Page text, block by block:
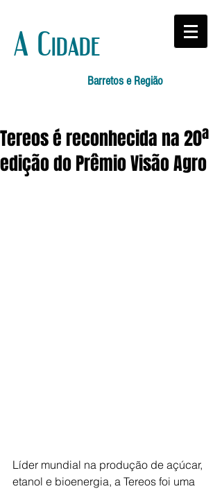
A Cidade
Barretos e Região
Tereos é reconhecida na 20ª
edição do Prêmio Visão Agro
Líder mundial na produção de açúcar,
etanol e bioenergia, a Tereos foi uma